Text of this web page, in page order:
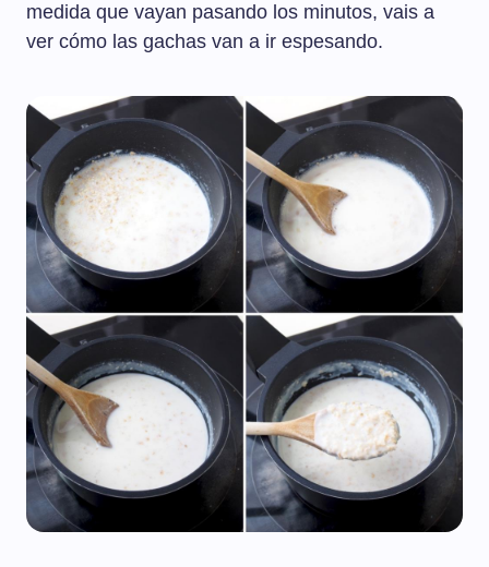
medida que vayan pasando los minutos, vais a
ver cómo las gachas van a ir espesando.